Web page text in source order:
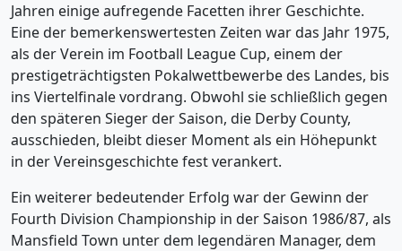
Jahren einige aufregende Facetten ihrer Geschichte.
Eine der bemerkenswertesten Zeiten war das Jahr 1975,
als der Verein im Football League Cup, einem der
prestigeträchtigsten Pokalwettbewerbe des Landes, bis
ins Viertelfinale vordrang. Obwohl sie schließlich gegen
den späteren Sieger der Saison, die Derby County,
ausschieden, bleibt dieser Moment als ein Höhepunkt
in der Vereinsgeschichte fest verankert.
Ein weiterer bedeutender Erfolg war der Gewinn der
Fourth Division Championship in der Saison 1986/87, als
Mansfield Town unter dem legendären Manager, dem